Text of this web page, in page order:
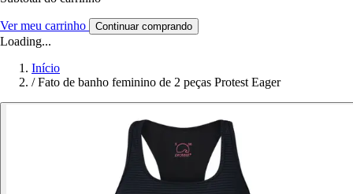
Ver meu carrinho Continuar comprando
Loading...
Início
/ Fato de banho feminino de 2 peças Protest Eager